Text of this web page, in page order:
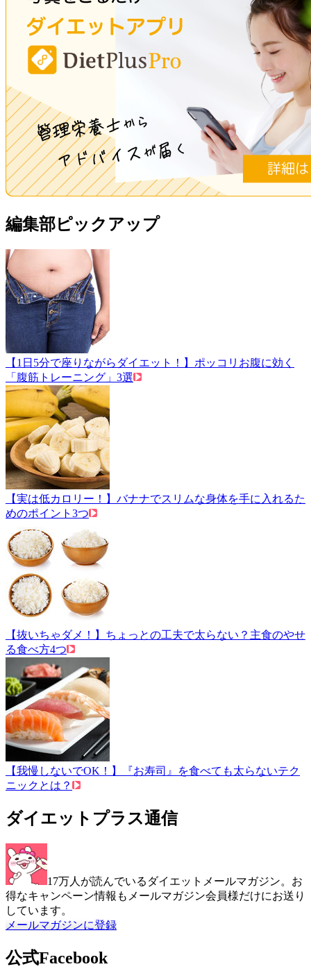
編集部ピックアップ
【1日5分で座りながらダイエット！】ポッコリお腹に効く
「腹筋トレーニング」3選
【実は低カロリー！】バナナでスリムな身体を手に入れるた
めのポイント3つ
【抜いちゃダメ！】ちょっとの工夫で太らない？主食のやせ
る食べ方4つ
【我慢しないでOK！】『お寿司』を食べても太らないテク
ニックとは？
ダイエットプラス通信
17万人が読んでいるダイエットメールマガジン。お
得なキャンペーン情報もメールマガジン会員様だけにお送り
しています。
メールマガジンに登録
公式Facebook